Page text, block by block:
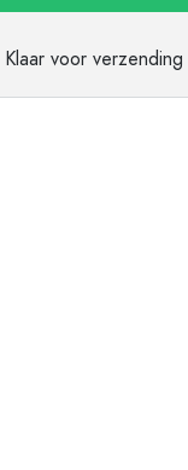
Klaar voor verzending